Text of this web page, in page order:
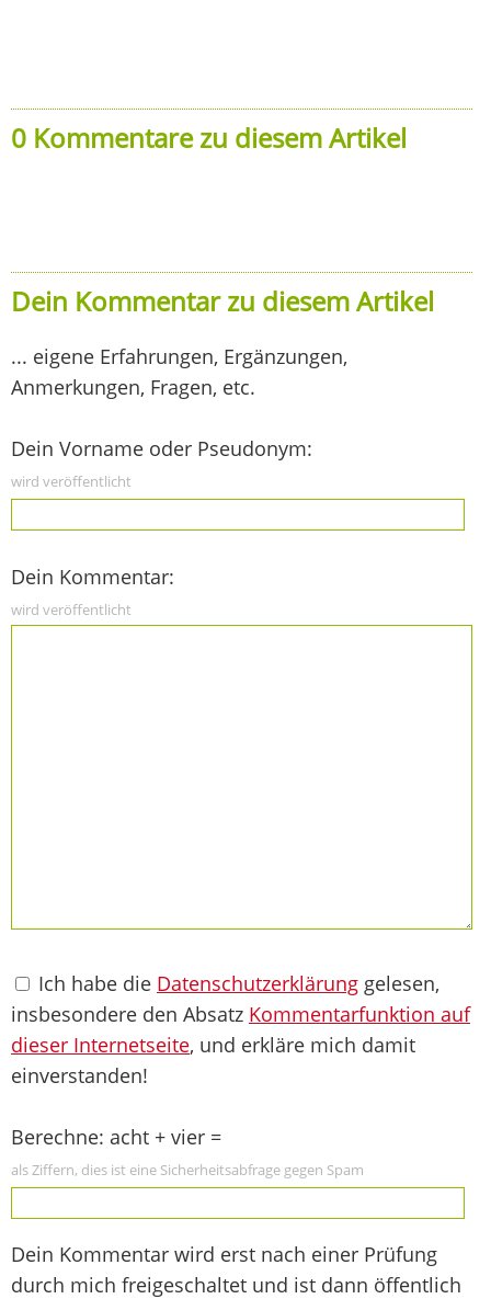
0 Kommentare zu diesem Artikel
Dein Kommentar zu diesem Artikel
... eigene Erfahrungen, Ergänzungen,
Anmerkungen, Fragen, etc.
Dein Vorname oder Pseudonym:
wird veröffentlicht
Dein Kommentar:
wird veröffentlicht
Ich habe die Datenschutzerklärung gelesen,
insbesondere den Absatz Kommentarfunktion auf
dieser Internetseite, und erkläre mich damit
einverstanden!
Berechne: acht + vier =
als Ziffern, dies ist eine Sicherheitsabfrage gegen Spam
Dein Kommentar wird erst nach einer Prüfung
durch mich freigeschaltet und ist dann öffentlich